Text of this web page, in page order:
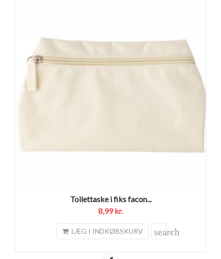
Toilettaske i fiks facon...
8,99 kr.
LÆG I INDKØBSKURV search